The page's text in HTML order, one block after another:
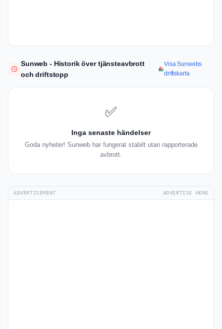
Sunweb - Historik över tjänsteavbrott
och driftstopp
Visa Sunwebs
driftskarta
✅
Inga senaste händelser
Goda nyheter! Sunweb har fungerat stabilt utan rapporterade
avbrott.
ADVERTISEMENT ADVERTISE HERE